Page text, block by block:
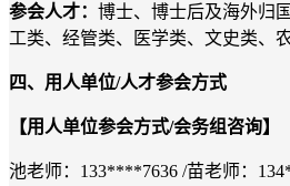
参会人才： 博士、博士后及海外归
工类、经管类、医学类、文史类、
四、用人单位/人才参会方式
【用人单位参会方式/会务组咨询】
池老师： 133****7636 /苗老师：